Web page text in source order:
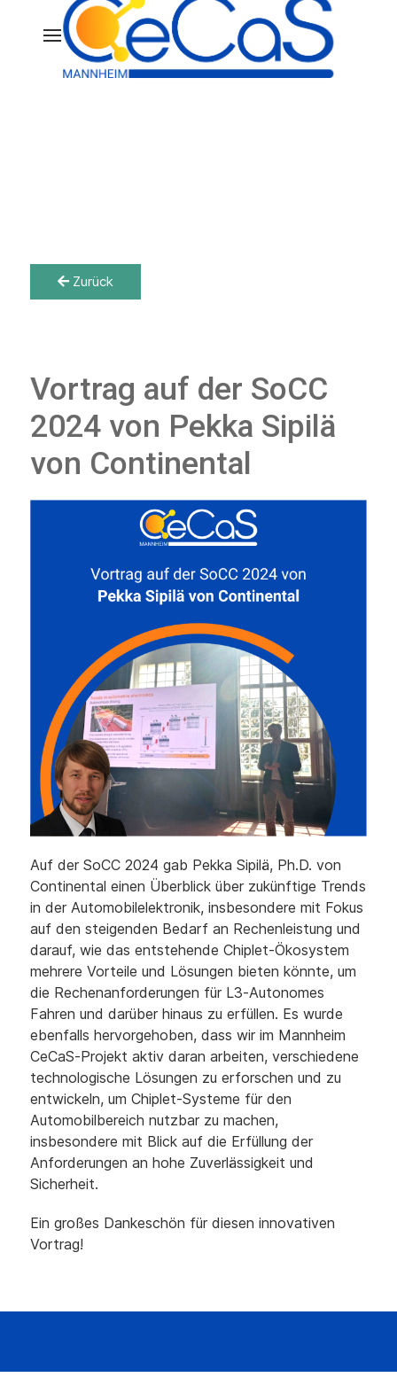
Zurück
Vortrag auf der SoCC
2024 von Pekka Sipilä
von Continental
Auf der SoCC 2024 gab Pekka Sipilä, Ph.D. von
Continental einen Überblick über zukünftige Trends
in der Automobilelektronik, insbesondere mit Fokus
auf den steigenden Bedarf an Rechenleistung und
darauf, wie das entstehende Chiplet-Ökosystem
mehrere Vorteile und Lösungen bieten könnte, um
die Rechenanforderungen für L3-Autonomes
Fahren und darüber hinaus zu erfüllen. Es wurde
ebenfalls hervorgehoben, dass wir im Mannheim
CeCaS-Projekt aktiv daran arbeiten, verschiedene
technologische Lösungen zu erforschen und zu
entwickeln, um Chiplet-Systeme für den
Automobilbereich nutzbar zu machen,
insbesondere mit Blick auf die Erfüllung der
Anforderungen an hohe Zuverlässigkeit und
Sicherheit.
Ein großes Dankeschön für diesen innovativen
Vortrag!